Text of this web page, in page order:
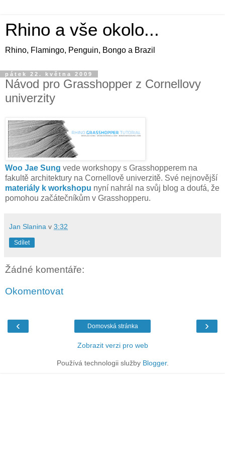
Rhino a vše okolo...
Rhino, Flamingo, Penguin, Bongo a Brazil
pátek 22. května 2009
Návod pro Grasshopper z Cornellovy
univerzity
Woo Jae Sung vede workshopy s Grasshopperem na
fakultě architektury na Cornellově univerzitě. Své nejnovější
materiály k workshopu nyní nahrál na svůj blog a doufá, že
pomohou začátečníkům v Grasshopperu.
Jan Slanina v 3:32
Sdílet
Žádné komentáře:
Okomentovat
‹ ›
Domovská stránka
Zobrazit verzi pro web
Používá technologii služby Blogger.